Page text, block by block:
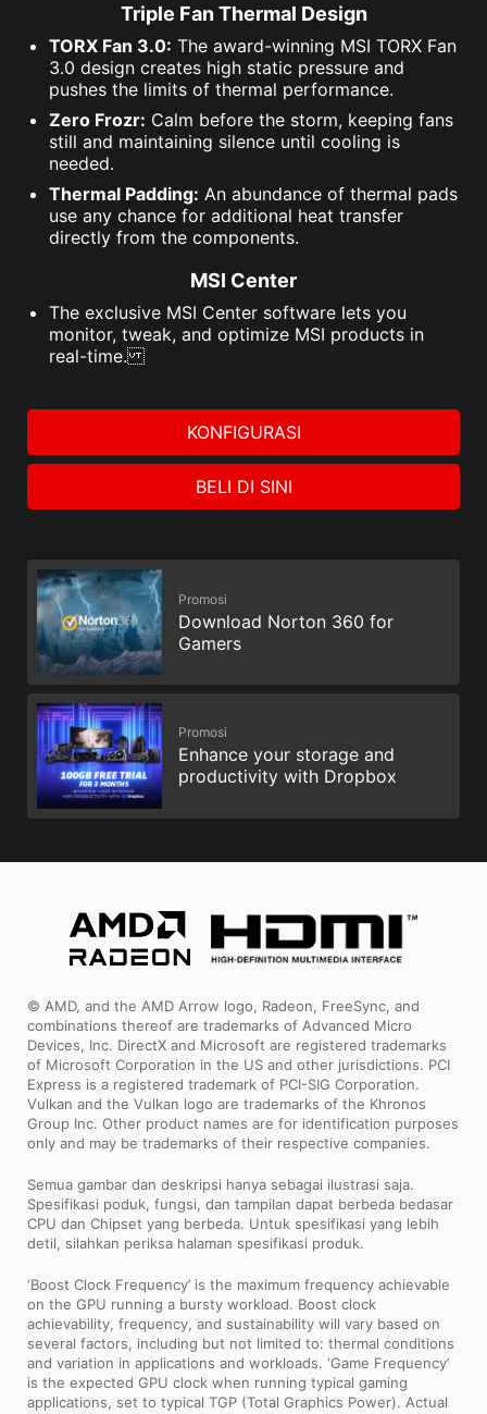
Triple Fan Thermal Design
TORX Fan 3.0: The award-winning MSI TORX Fan
3.0 design creates high static pressure and
pushes the limits of thermal performance.
Zero Frozr: Calm before the storm, keeping fans
still and maintaining silence until cooling is
needed.
Thermal Padding: An abundance of thermal pads
use any chance for additional heat transfer
directly from the components.
MSI Center
The exclusive MSI Center software lets you
monitor, tweak, and optimize MSI products in
real-time.
KONFIGURASI
BELI DI SINI
Promosi
Download Norton 360 for
Gamers
Promosi
Enhance your storage and
productivity with Dropbox
© AMD, and the AMD Arrow logo, Radeon, FreeSync, and
combinations thereof are trademarks of Advanced Micro
Devices, Inc. DirectX and Microsoft are registered trademarks
of Microsoft Corporation in the US and other jurisdictions. PCI
Express is a registered trademark of PCI-SIG Corporation.
Vulkan and the Vulkan logo are trademarks of the Khronos
Group Inc. Other product names are for identification purposes
only and may be trademarks of their respective companies.
Semua gambar dan deskripsi hanya sebagai ilustrasi saja.
Spesifikasi poduk, fungsi, dan tampilan dapat berbeda bedasar
CPU dan Chipset yang berbeda. Untuk spesifikasi yang lebih
detil, silahkan periksa halaman spesifikasi produk.
‘Boost Clock Frequency’ is the maximum frequency achievable
on the GPU running a bursty workload. Boost clock
achievability, frequency, and sustainability will vary based on
several factors, including but not limited to: thermal conditions
and variation in applications and workloads. ‘Game Frequency’
is the expected GPU clock when running typical gaming
applications, set to typical TGP (Total Graphics Power). Actual